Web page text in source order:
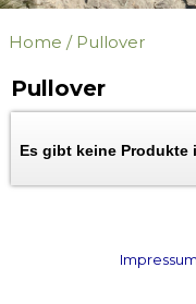
Home / Pullover
Pullover
Es gibt keine Produkte
Impressum